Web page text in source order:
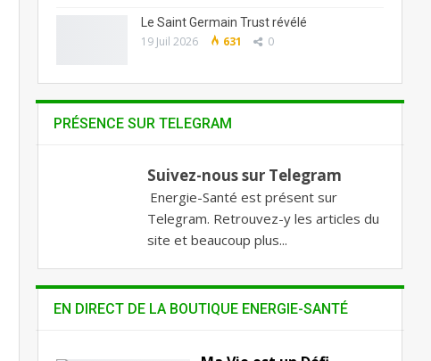
Le Saint Germain Trust révélé
19 Juil 2026 631 0
PRÉSENCE SUR TELEGRAM
Suivez-nous sur Telegram
Energie-Santé est présent sur
Telegram. Retrouvez-y les articles du
site et beaucoup plus...
EN DIRECT DE LA BOUTIQUE ENERGIE-SANTÉ